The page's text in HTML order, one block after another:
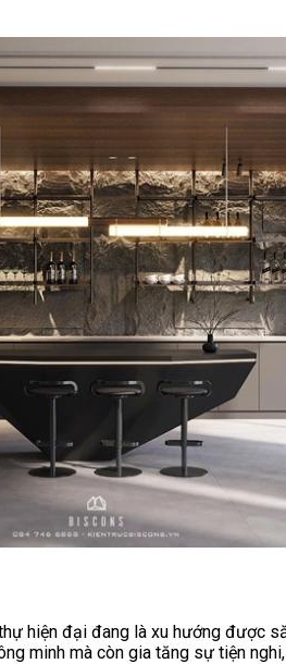
hiện đại đang là xu hướng được
minh mà còn gia tăng sự tiện